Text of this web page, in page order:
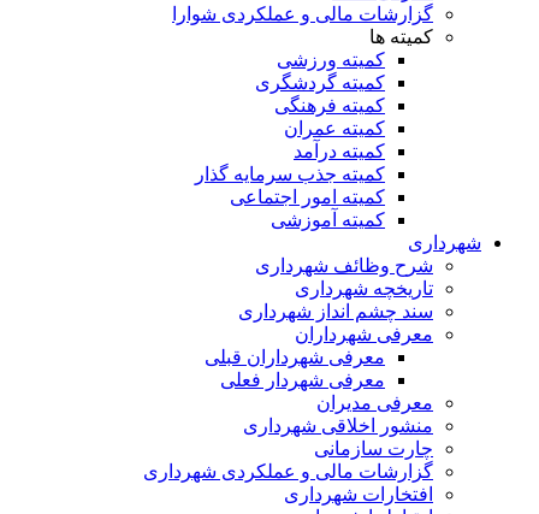
گزارشات مالی و عملکردی شوارا
کمیته ها
کمیته ورزشی
کمیته گردشگری
کمیته فرهنگی
کمیته عمران
کمیته درآمد
کمیته جذب سرمایه گذار
کمیته امور اجتماعی
کمیته آموزشی
شهرداری
شرح وظائف شهرداری
تاریخچه شهرداری
سند چشم انداز شهرداری
معرفی شهرداران
معرفی شهرداران قبلی
معرفی شهردار فعلی
معرفی مدیران
منشور اخلاقی شهرداری
چارت سازمانی
گزارشات مالی و عملکردی شهرداری
افتخارات شهرداری